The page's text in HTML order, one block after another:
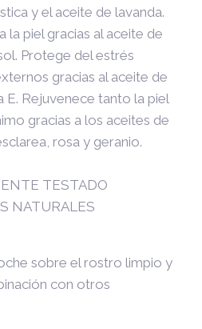
y el aceite de lavanda.
la piel gracias al aceite de
Protege del estrés
gracias al aceite de
E. Rejuvenece tanto la piel
gracias a los aceites de
rosa y geranio.
TESTADO
NATURALES
sobre el rostro limpio y
con otros